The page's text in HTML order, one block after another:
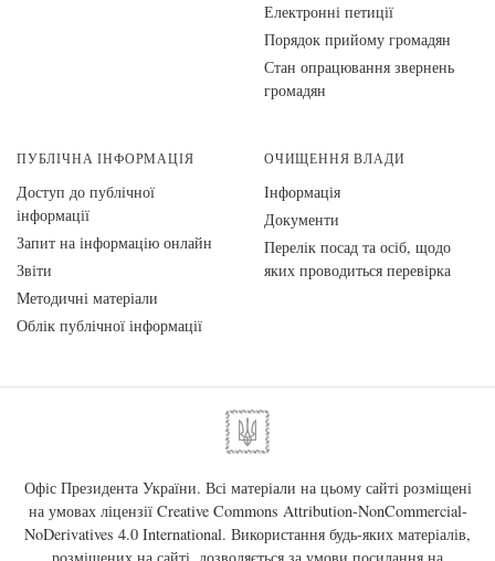
Електронні петиції
Порядок прийому громадян
Стан опрацювання звернень
громадян
ПУБЛІЧНА ІНФОРМАЦІЯ
Доступ до публічної
інформації
Запит на інформацію онлайн
Звіти
Методичні матеріали
Облік публічної інформації
ОЧИЩЕННЯ ВЛАДИ
Інформація
Документи
Перелік посад та осіб, щодо
яких проводиться перевірка
Офіс Президента України. Всі матеріали на цьому сайті розміщені
на умовах ліцензії Creative Commons Attribution-NonCommercial-
NoDerivatives 4.0 International. Використання будь-яких матеріалів,